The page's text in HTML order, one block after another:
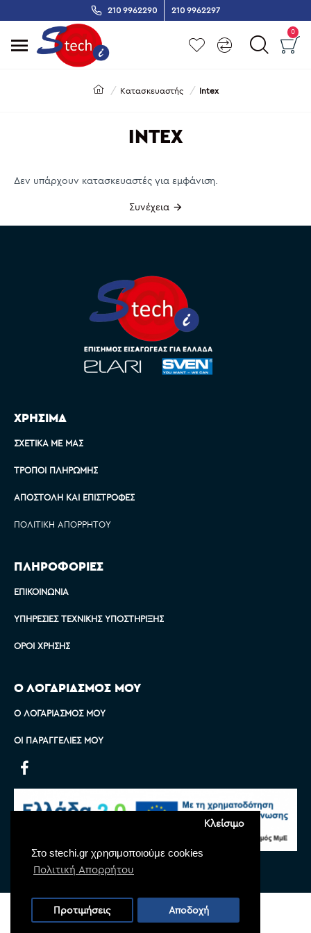
Στο stechi.gr χρησιμοποιούμε cookies
Πολιτική Απορρήτου
Κλείσιμο
Προτιμήσεις Αποδοχή
210 9962290 210 9962297
0
Κατασκευαστής Intex
INTEX
Δεν υπάρχουν κατασκευαστές για εμφάνιση.
Συνέχεια
ΧΡΗΣΙΜΑ
ΣΧΕΤΙΚΆ ΜΕ ΜΑΣ
ΤΡΌΠΟΙ ΠΛΗΡΩΜΉΣ
ΑΠΟΣΤΟΛΉ ΚΑΙ ΕΠΙΣΤΡΟΦΈΣ
ΠΟΛΙΤΙΚΉ ΑΠΟΡΡΉΤΟΥ
ΠΛΗΡΟΦΟΡΙΕΣ
ΕΠΙΚΟΙΝΩΝΊΑ
ΥΠΗΡΕΣΊΕΣ ΤΕΧΝΙΚΉΣ ΥΠΟΣΤΉΡΙΞΗΣ
ΌΡΟΙ ΧΡΉΣΗΣ
Ο ΛΟΓΑΡΙΑΣΜΟΣ ΜΟΥ
Ο ΛΟΓΑΡΙΑΣΜΌΣ ΜΟΥ
ΟΙ ΠΑΡΑΓΓΕΛΊΕΣ ΜΟΥ
Copyright © 2022 Stechi, All Rights Reserved
Powered by
Monoware Web